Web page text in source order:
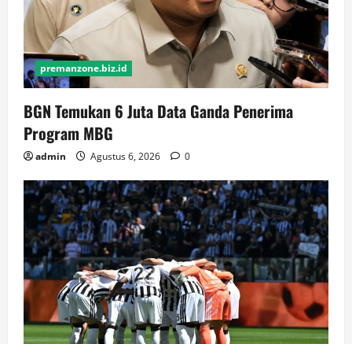
premanzone.biz.id
BGN Temukan 6 Juta Data Ganda Penerima
Program MBG
admin Agustus 6, 2026 0